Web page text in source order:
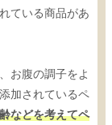
ている商品があ
お腹の調子をよ
加されているペ
などを考えてペ